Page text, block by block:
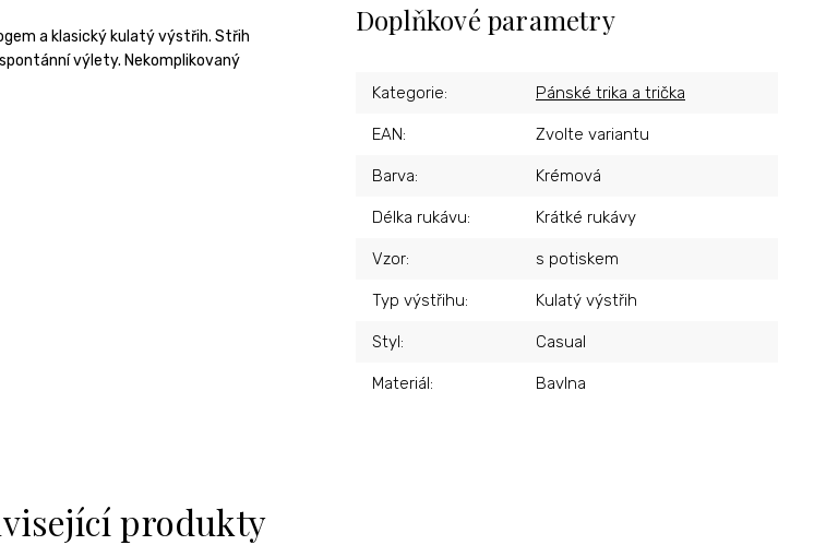
produkty
a klasický kulatý výstřih. Střih
výlety. Nekomplikovaný
Doplňkové parametry
Kategorie: Pánské trika a trička
EAN: Zvolte variantu
Barva: Krémová
Délka rukávu: Krátké rukávy
Vzor: s potiskem
Typ výstřihu: Kulatý výstřih
Styl: Casual
Materiál: Bavlna